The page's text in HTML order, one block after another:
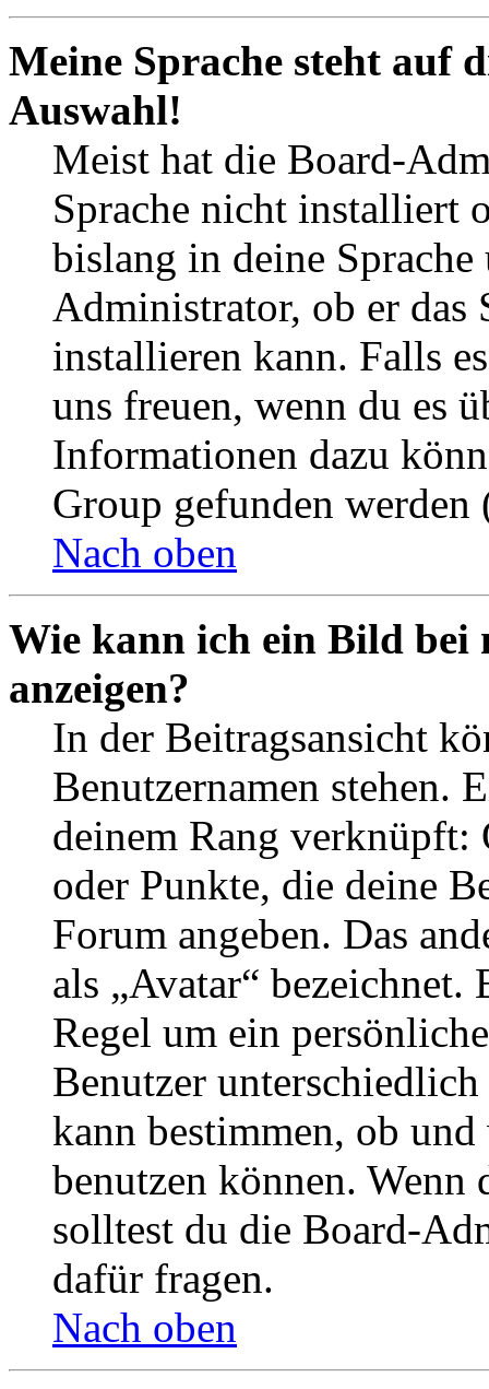
Meine Sprache steht auf
Auswahl!
Meist hat die Board-
Sprache nicht installiert
bislang in deine
Administrator, ob er das
installieren kann. Falls
uns freuen, wenn du es
Informationen dazu
Group gefunden
Nach oben
Wie kann ich ein Bild bei
anzeigen?
In der Beitragsansicht
Benutzernamen stehen.
deinem Rang verknüpft:
oder Punkte, die deine
Forum angeben. Das
als „Avatar“
Regel um ein
Benutzer
kann bestimmen, ob
benutzen können. Wenn
solltest du die Board-
dafür fragen.
Nach oben